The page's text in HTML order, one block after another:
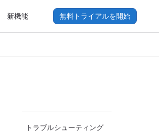
新機能 無料トライアルを開始
トラブルシューティング